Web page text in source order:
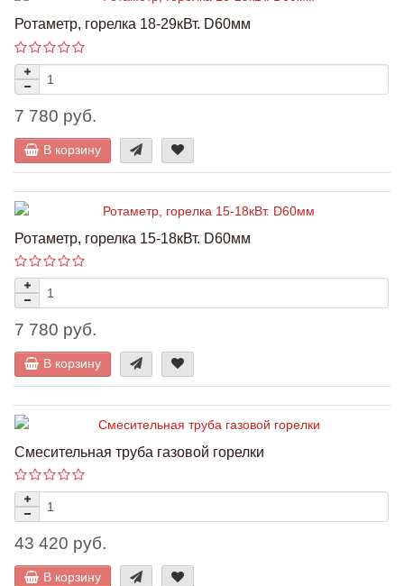
Ротаметр, горелка 18-29кВт. D60мм
7 780 руб.
В корзину
Ротаметр, горелка 15-18кВт. D60мм
7 780 руб.
В корзину
Смесительная труба газовой горелки
43 420 руб.
В корзину